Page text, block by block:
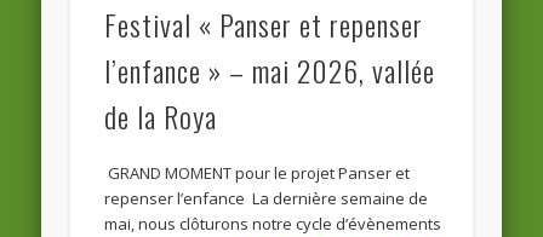
Festival « Panser et repenser
l’enfance » – mai 2026, vallée
de la Roya
GRAND MOMENT pour le projet Panser et
repenser l’enfance La dernière semaine de
mai, nous clôturons notre cycle d’évènements